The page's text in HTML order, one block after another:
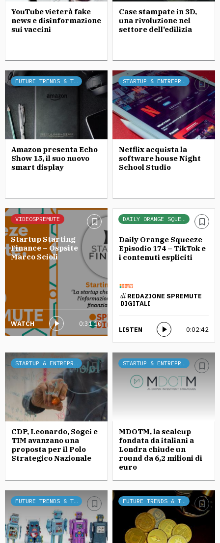
YouTube vieterà fake
news e disinformazione
sui vaccini
Case stampate in 3D,
una rivoluzione nel
settore dell’edilizia
FUTURE TRENDS & TECH
Amazon presenta Echo
Show 15, il suo nuovo
smart display
STARTUP & ENTREPRENEURSHIP
Netflix acquista la
software house Night
School Studio
VIDEOSPREMUTE
Startup Starting
Finance – Ospsite
Marco Scioli
WATCH 0:31:10
DAILY ORANGE SQUEEZE
Daily Orange Squeeze
Episodio 174 – TikTok e
i contenuti espliciti
di REDAZIONE SPREMUTE
DIGITALI
LISTEN 0:02:42
STARTUP & ENTREPRENEURSHIP
CDP, Leonardo, Sogei e
TIM avanzano una
proposta per il Polo
Strategico Nazionale
STARTUP & ENTREPRENEURSHIP
MDOTM, la scaleup
fondata da italiani a
Londra chiude un
round da 6,2 milioni di
euro
FUTURE TRENDS & TECH FUTURE TRENDS & TECH